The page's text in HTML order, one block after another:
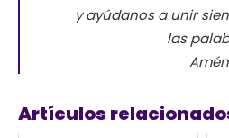
y ayúdanos a unir
las
Artículos